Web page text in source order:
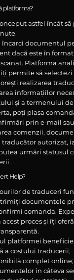
platforma?
astfel încât
documentul
dacă este în
Platforma
permite să selectezi
realizarea
informațiilor
și a termenului de
poți plasa
prin e-mail
comenzii,
autorizat,
urmări statusul
Help?
de traduceri
documentele
comanda.
proces și îți
platformei
a costului traducerii;
complet online;
în câteva